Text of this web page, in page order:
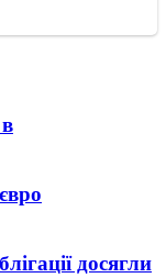
досягли